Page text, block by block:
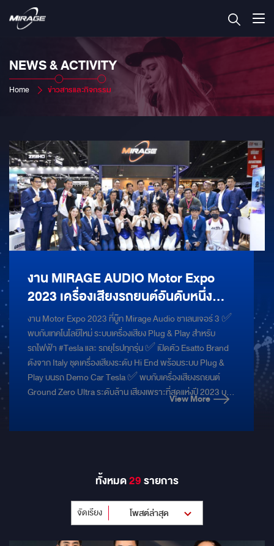
NEWS & ACTIVITY
Home ข่าวสารและกิจกรรม
งาน MIRAGE AUDIO Motor Expo
2023 เครื่องเสียงรถยนต์อันดับหนึ่ง
ประสบความสำเร็จด้วยดี ขอ
ขอบพระคุณลูกค้าทุกๆท่าน และ ทีมงาน
MIRAGE ทุกๆคน
งาน Motor Expo 2023 ที่บู๊ท Mirage Audio ชาเลนเจอร์ 3 ✅️
พบกับเทคโนโลยีใหม่ ระบบเครื่องเสียง Plug & Play สำหรับ
รถไฟฟ้า #Tesla และ รถยุโรปทุกรุ่น ✅️ เปิดตัว Esatto Brand
ดังจาก Italy ชุดเครื่องเสียงระดับ Hi End พร้อมระบบ Plug &
Play บนรถ Demo Car Tesla ✅️ พบกับเครื่องเสียงรถยนต์
Ground Zero Ultra ระดับล้าน เสียงเพราะที่สุดแห่งปี 2023 บน
#esatto #groundzero #alphacoutic
View More
ทั้งหมด29รายการ
จัดเรียง โพสต์ล่าสุด